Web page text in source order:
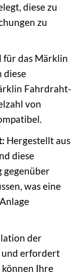
diese zu
zu
für das Märklin
diese
Fahrdraht-
von
Hergestellt aus
diese
gegenüber
was eine
der
erfordert
können Ihre